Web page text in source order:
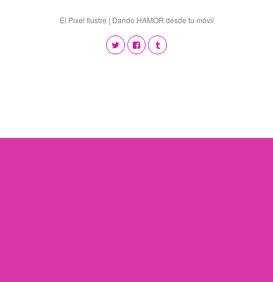
El Pixel Ilustre | Dando HAMOR desde tu móvil